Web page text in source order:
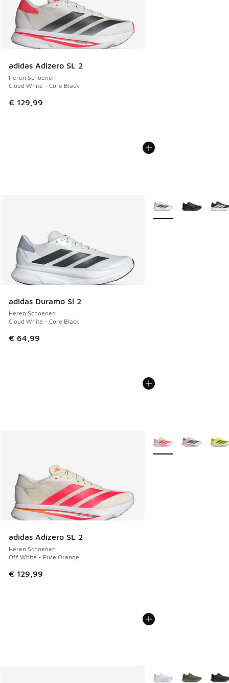
adidas Adizero SL 2
Heren Schoenen
Cloud White - Core Black
€ 129,99
adidas Duramo Sl 2
Heren Schoenen
Cloud White - Core Black
€ 64,99
Meer kleuren
adidas Adizero SL 2
Heren Schoenen
Off White - Pure Orange
€ 129,99
Meer kleuren
Meer kleuren